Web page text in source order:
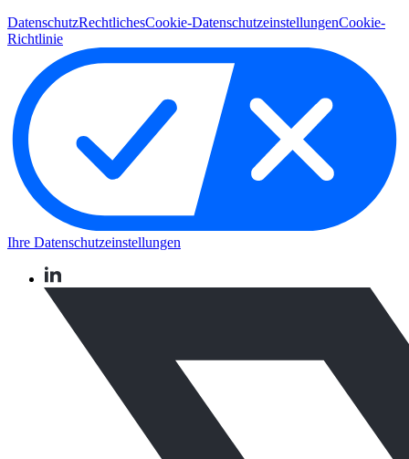
DatenschutzRechtlichesCookie-DatenschutzeinstellungenCookie-
Richtlinie
Ihre Datenschutzeinstellungen